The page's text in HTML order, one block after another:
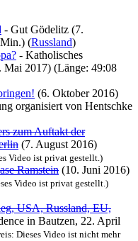
- Gut Gödelitz (7.
(Russland)
- Katholisches
2017) (Länge: 49:08
(6. Oktober 2016)
organisiert von Hentschke
zum Auftakt der
(7. August 2016)
Video ist privat gestellt.)
Ramstein (10. Juni 2016)
Video ist privat gestellt.)
USA, Russland, EU,
in Bautzen, 22. April
Dieses Video ist nicht mehr